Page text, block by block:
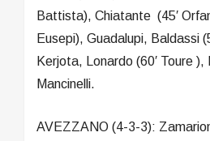
Battista), Chiatante (45′
Eusepi), Guadalupi, Baldassi
Kerjota, Lonardo (60′ Toure
Mancinelli.
AVEZZANO (4-3-3):